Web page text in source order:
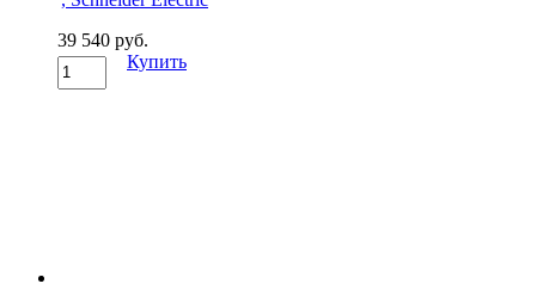
39 540 руб.
Купить